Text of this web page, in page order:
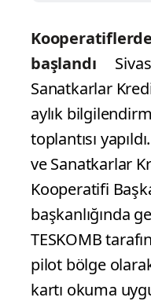
başlandı
Sanatkarlar
aylık
toplantısı
ve Sanatkarlar
Kooperatifi
başkanlığında
TESKOMB
pilot bölge
kartı okuma